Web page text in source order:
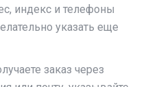
индекс и телефоны
указать еще
заказ через